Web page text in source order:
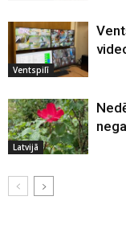
Ventspilī
Latvijā